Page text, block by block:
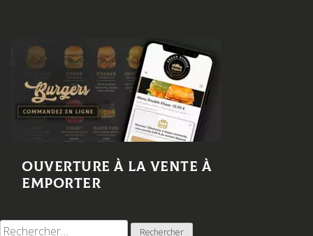
Ouverture à la vente à
emporter
Rechercher :